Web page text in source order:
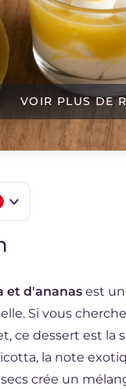
VOIR PLUS DE
DE
NL
BR
et d'ananas est un
Si vous
ce dessert est
la note
crée un